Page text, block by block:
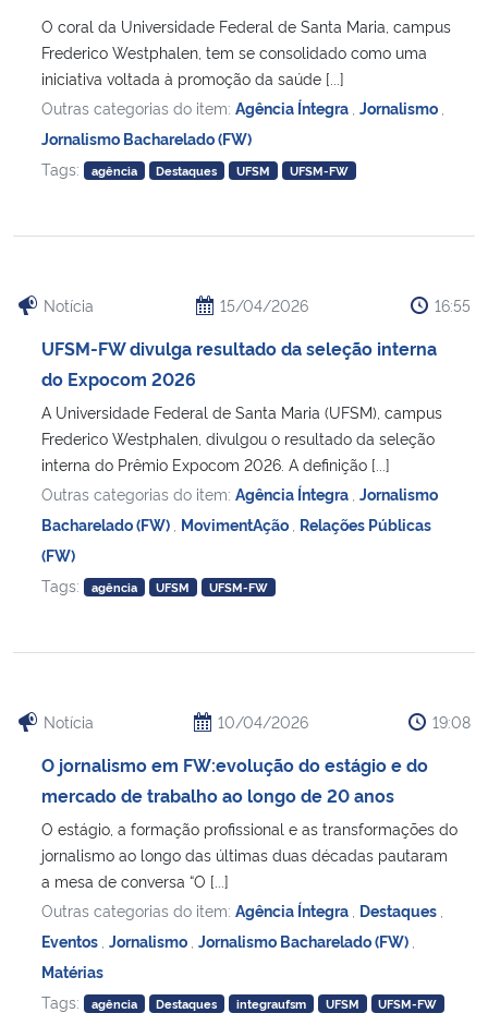
O coral da Universidade Federal de Santa Maria, campus
Frederico Westphalen, tem se consolidado como uma
iniciativa voltada à promoção da saúde [...]
Outras categorias do item: Agência Íntegra Jornalismo
Jornalismo Bacharelado (FW)
Tags:
agência Destaques UFSM UFSM-FW
Notícia 15/04/2026 16:55
UFSM-FW divulga resultado da seleção interna
do Expocom 2026
A Universidade Federal de Santa Maria (UFSM), campus
Frederico Westphalen, divulgou o resultado da seleção
interna do Prêmio Expocom 2026. A definição [...]
Outras categorias do item: Agência Íntegra
Jornalismo
Bacharelado (FW) MovimentAção Relações Públicas
(FW)
Tags:
agência UFSM UFSM-FW
Notícia 10/04/2026 19:08
O jornalismo em FW:evolução do estágio e do
mercado de trabalho ao longo de 20 anos
O estágio, a formação profissional e as transformações do
jornalismo ao longo das últimas duas décadas pautaram
a mesa de conversa “O [...]
Outras categorias do item: Agência Íntegra Destaques
Eventos
Jornalismo Jornalismo Bacharelado (FW)
Matérias
Tags:
agência Destaques integraufsm UFSM UFSM-FW